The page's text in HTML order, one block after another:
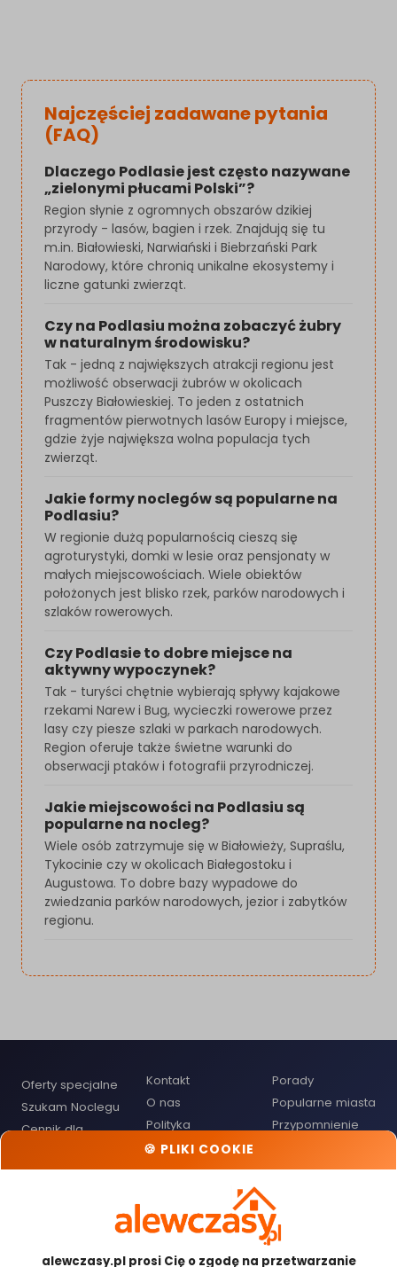
Najczęściej zadawane pytania
(FAQ)
Dlaczego Podlasie jest często nazywane
„zielonymi płucami Polski”?
Region słynie z ogromnych obszarów dzikiej
przyrody - lasów, bagien i rzek. Znajdują się tu
m.in. Białowieski, Narwiański i Biebrzański Park
Narodowy, które chronią unikalne ekosystemy i
liczne gatunki zwierząt.
Czy na Podlasiu można zobaczyć żubry
w naturalnym środowisku?
Tak - jedną z największych atrakcji regionu jest
możliwość obserwacji żubrów w okolicach
Puszczy Białowieskiej. To jeden z ostatnich
fragmentów pierwotnych lasów Europy i miejsce,
gdzie żyje największa wolna populacja tych
zwierząt.
Jakie formy noclegów są popularne na
Podlasiu?
W regionie dużą popularnością cieszą się
agroturystyki, domki w lesie oraz pensjonaty w
małych miejscowościach. Wiele obiektów
położonych jest blisko rzek, parków narodowych i
szlaków rowerowych.
Czy Podlasie to dobre miejsce na
aktywny wypoczynek?
Tak - turyści chętnie wybierają spływy kajakowe
rzekami Narew i Bug, wycieczki rowerowe przez
lasy czy piesze szlaki w parkach narodowych.
Region oferuje także świetne warunki do
obserwacji ptaków i fotografii przyrodniczej.
Jakie miejscowości na Podlasiu są
popularne na nocleg?
Wiele osób zatrzymuje się w Białowieży, Supraślu,
Tykocinie czy w okolicach Białegostoku i
Augustowa. To dobre bazy wypadowe do
zwiedzania parków narodowych, jezior i zabytków
regionu.
Oferty specjalne
Szukam Noclegu
Cennik dla
Dodaj obiekt
Kontakt
O nas
Polityka
Prywatności
Porady
Popularne miasta
Przypomnienie
Odwiedź nas:
🍪 PLIKI COOKIE
alewczasy.pl prosi Cię o zgodę na przetwarzanie